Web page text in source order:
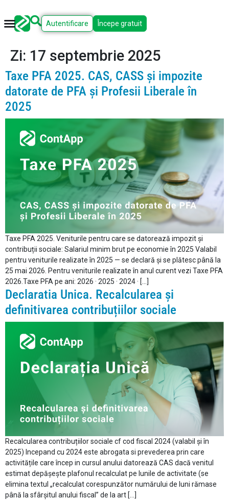
Autentificare Începe gratuit
Zi: 17 septembrie 2025
Taxe PFA 2025. CAS, CASS și impozite
datorate de PFA și Profesii Liberale în
2025
Taxe PFA 2025. Veniturile pentru care se datorează impozit și
contribuții sociale: Salariul minim brut pe economie în 2025 Valabil
pentru veniturile realizate în 2025 — se declară și se plătesc până la
25 mai 2026. Pentru veniturile realizate în anul curent vezi Taxe PFA
2026.Taxe PFA pe ani: 2026 · 2025 · 2024 · […]
Declaratia Unica. Recalcularea și
definitivarea contribuțiilor sociale
Recalcularea contribuțiilor sociale cf cod fiscal 2024 (valabil și în
2025) Incepand cu 2024 este abrogata si prevederea prin care
activitățile care încep in cursul anului datorează CAS dacă venitul
estimat depășește plafonul recalculat pe lunile de activitate (se
elimina textul „recalculat corespunzător numărului de luni rămase
până la sfârșitul anului fiscal” de la art […]